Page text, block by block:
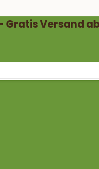
Gratis Versand